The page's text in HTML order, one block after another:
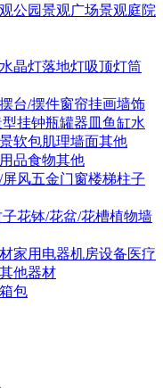
公园景观广场景观庭院
水晶灯落地灯吸顶灯筒
摆台/摆件窗帘挂画墙饰
挂钟瓶罐器皿 鱼缸水
软包肌理墙面其他
品食物其他
屏风五金门窗楼梯柱子
花钵/花盆/花槽植物墙
家用电器机房设备医疗
其他器材
箱包